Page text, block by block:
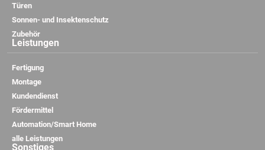
Türen
Sonnen- und Insektenschutz
Zubehör
Leistungen
Fertigung
Montage
Kundendienst
Fördermittel
Automation/Smart Home
alle Leistungen
Sonstiges